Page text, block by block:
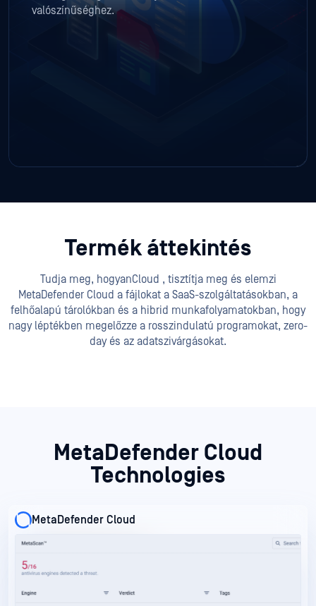
valószínűséghez.
Termék áttekintés
Tudja meg, hogyanCloud , tisztítja meg és elemzi
MetaDefender Cloud a fájlokat a SaaS-szolgáltatásokban, a
felhőalapú tárolókban és a hibrid munkafolyamatokban, hogy
nagy léptékben megelőzze a rosszindulatú programokat, zero-
day és az adatszivárgásokat.
MetaDefender Cloud
Technologies
MetaDefender Cloud
MetaDefender Cloud
MetaDefender Cloud